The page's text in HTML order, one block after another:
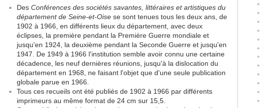
Des Conférences des sociétés savantes, littéraires et artistiques du
département de Seine-et-Oise se sont tenues tous les deux ans, de
1902 à 1966, en différents lieux du département, avec deux
éclipses, la première pendant la Première Guerre mondiale et
jusqu'en 1924, la deuxième pendant la Seconde Guerre et jusqu'en
1947. De 1949 à 1966 l'institution semble avoir connu une certaine
décadence, les neuf dernières réunions, jusqu'à la dislocation du
département en 1968, ne faisant l'objet que d'une seule publication
globale parue en 1966.
Tous ces recueils ont été publiés de 1902 à 1966 par différents
imprimeurs au même format de 24 cm sur 15,5.